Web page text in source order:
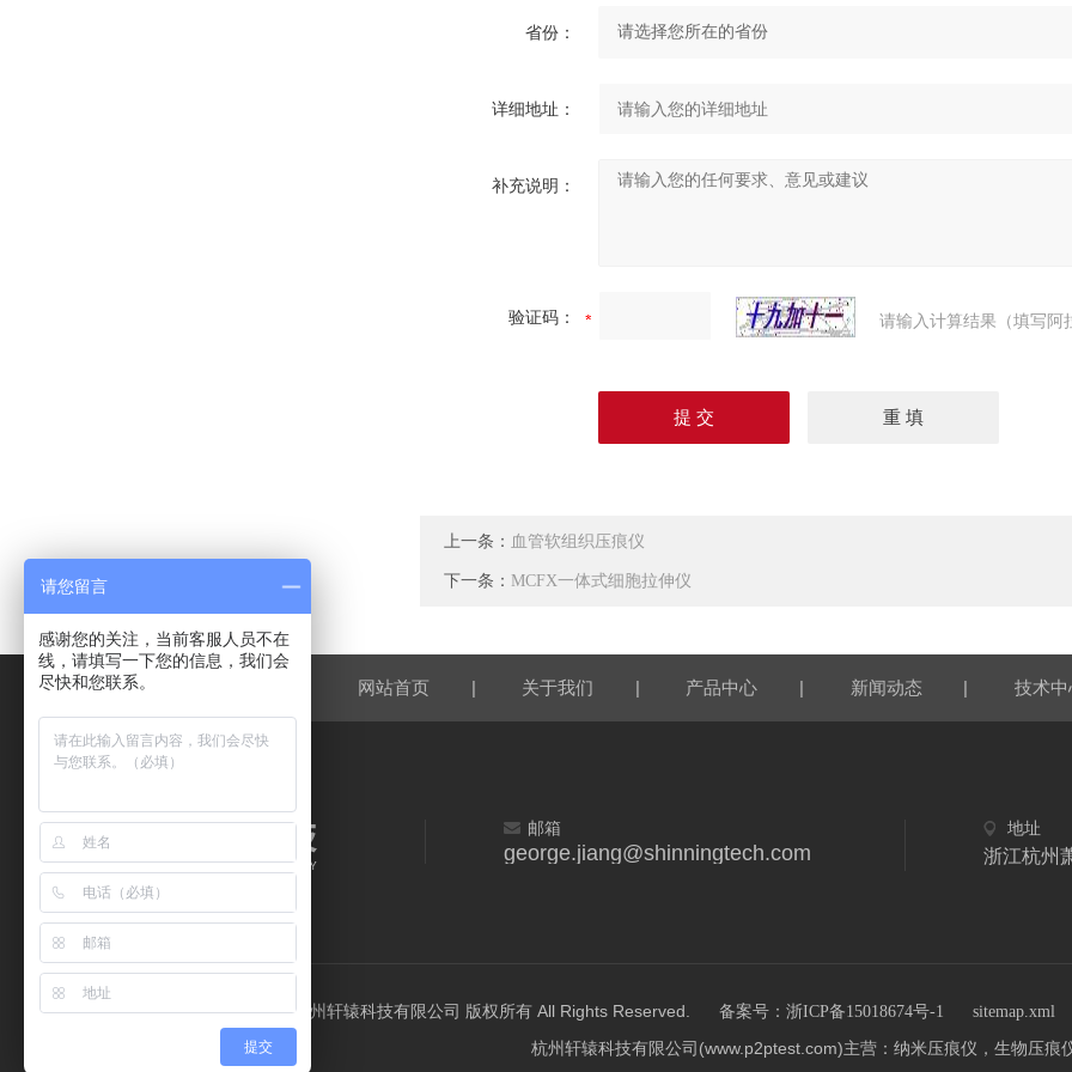
省份：
详细地址：
补充说明：
验证码： 请输入计算结果（填写阿
上一条： 血管软组织压痕仪
下一条： MCFX一体式细胞拉伸仪
网站首页 | 关于我们 | 产品中心 | 新闻动态 | 技术中
邮箱
george.jiang@shinningtech.com
地址
浙江杭州
©2026 杭州轩辕科技有限公司 版权所有 All Rights Reserved. 备案号：浙ICP备15018674号-1 sitemap.xml
杭州轩辕科技有限公司(www.p2ptest.com)主营：纳米压痕仪，生物压痕
请您留言
感谢您的关注，当前客服人员不在
线，请填写一下您的信息，我们会
尽快和您联系。
提交